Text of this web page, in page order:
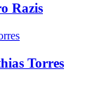
Razis
Torres